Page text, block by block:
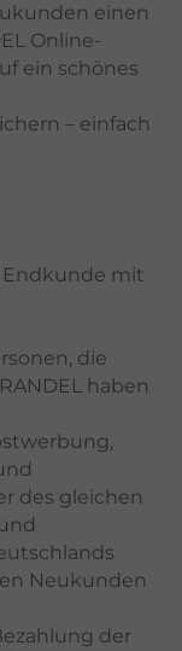
einen
Online-
ein schönes
– einfach
Endkunde mit
die
haben
des gleichen
Neukunden
der